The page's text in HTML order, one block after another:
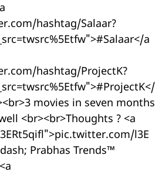
hashtag/Salaar?
a
hashtag/ProjectK?
movies in seven months
<br><br>Thoughts ? <a
l3E
Prabhas Trends™